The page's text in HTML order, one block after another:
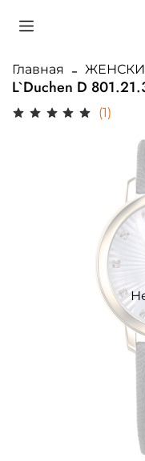
Главная
L`Duchen D
(1)